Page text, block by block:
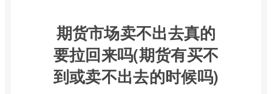
期货市场卖不出去真的
要拉回来吗(期货有买不
到或卖不出去的时候吗)